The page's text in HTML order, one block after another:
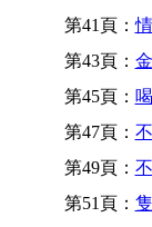
第41頁：
第43頁：
第45頁：
第47頁：
第49頁：
第51頁：